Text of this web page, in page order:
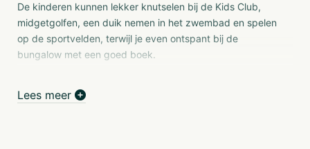
De kinderen kunnen lekker knutselen bij de Kids Club,
midgetgolfen, een duik nemen in het zwembad en spelen
op de sportvelden, terwijl je even ontspant bij de
bungalow met een goed boek.
Hunebedcentrum
Lees meer